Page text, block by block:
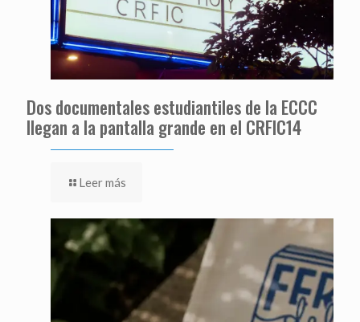
Dos documentales estudiantiles de la ECCC
llegan a la pantalla grande en el CRFIC14
Leer más